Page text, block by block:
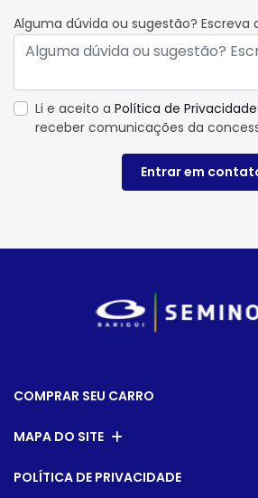
Alguma dúvida ou sugestão? Escreva
Li e aceito a Política de Privacidade
receber comunicações da
Entrar em
COMPRAR SEU CARRO
MAPA DO SITE
POLÍTICA DE PRIVACIDADE